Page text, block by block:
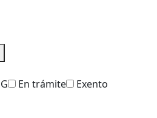
G En trámite
Exento